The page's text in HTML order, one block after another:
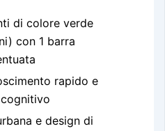
di colore verde
con 1 barra
rapido e
e design di